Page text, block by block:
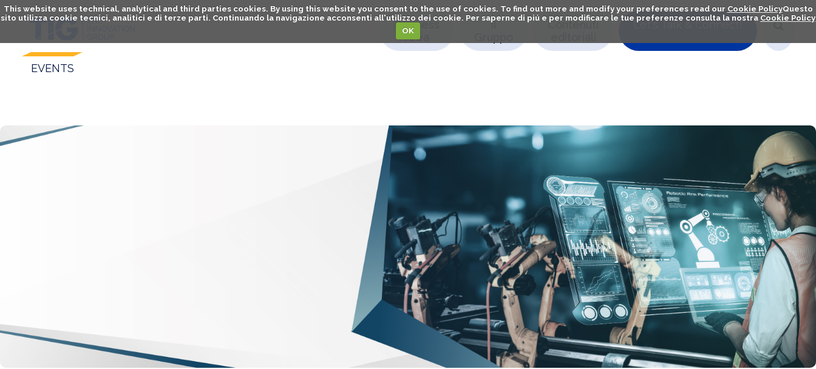
This website uses technical, analytical and third parties cookies. By using this website you consent to the use of cookies. To find out more and modify your preferences read our Cookie PolicyQuesto
sito utilizza cookie tecnici, analitici e di terze parti. Continuando la navigazione acconsenti all'utilizzo dei cookie. Per saperne di piú e per modificare le tue preferenze consulta la nostra Cookie Policy
OK
EVENTS
Let's Talk & Connect!
Business
Area
Il
Contenuti